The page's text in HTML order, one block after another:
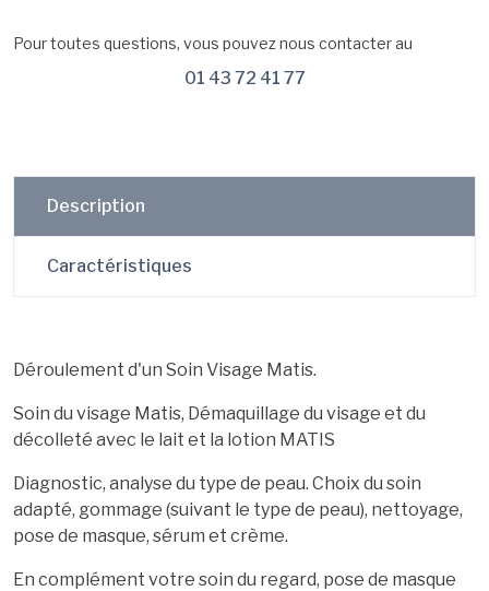
Pour toutes questions, vous pouvez nous contacter au
01 43 72 41 77
Description
Caractéristiques
Déroulement d'un Soin Visage Matis.
Soin du visage Matis, Démaquillage du visage et du
décolleté avec le lait et la lotion MATIS
Diagnostic, analyse du type de peau. Choix du soin
adapté, gommage (suivant le type de peau), nettoyage,
pose de masque, sérum et crème.
En complément votre soin du regard, pose de masque